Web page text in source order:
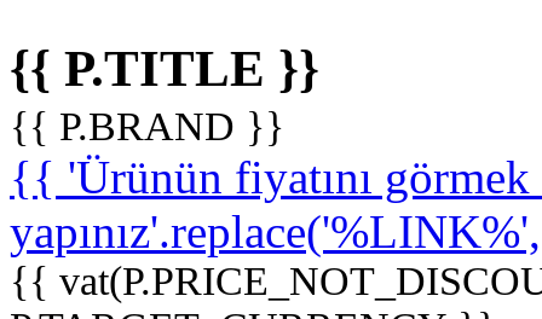
{{ P.TITLE }}
{{ P.BRAND }}
{{ 'Ürünün fiyatını
{{